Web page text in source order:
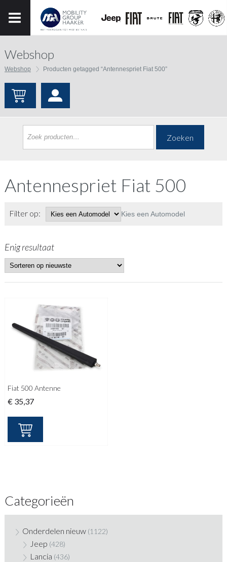
Webshop
Webshop Producten getagged “Antennespriet Fiat 500”
Zoeken
Antennespriet Fiat 500
Filter op: Kies een Automodel
Enig resultaat
Fiat 500 Antenne
€ 35,37
Categorieën
Onderdelen nieuw (1122)
Jeep (428)
Lancia (436)